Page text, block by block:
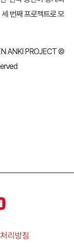
번째 프로젝트로 모
ANKI PROJECT ©
리방침